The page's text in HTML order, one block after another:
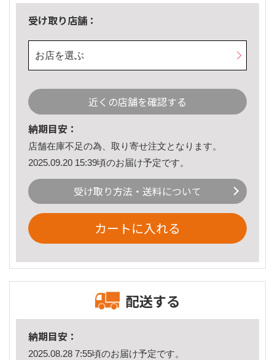
受け取り店舗：
お店を選ぶ
近くの店舗を確認する
納期目安：
店舗在庫不足の為、取り寄せ注文となります。
2025.09.20 15:39頃のお届け予定です。
受け取り方法・送料について
カートに入れる
配送する
納期目安：
2025.08.28 7:55頃のお届け予定です。